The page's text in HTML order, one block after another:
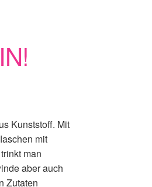
Kunststoff. Mit
mit
trinkt man
aber auch
Zutaten